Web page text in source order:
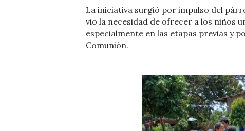
La iniciativa surgió por impulso del
vio la necesidad de ofrecer a los niños
especialmente en las etapas previas y
Comunión.